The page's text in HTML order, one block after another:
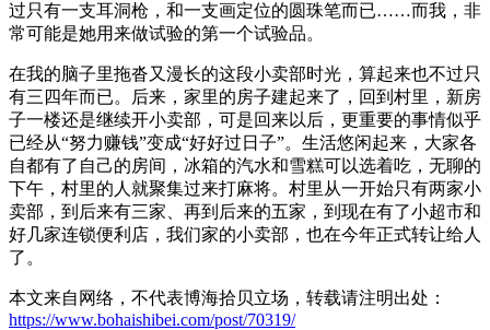
过只有一支耳洞枪，和一支画定位的圆珠笔而已……而我，非
常可能是她用来做试验的第一个试验品。
在我的脑子里拖沓又漫长的这段小卖部时光，算起来也不过只
有三四年而已。后来，家里的房子建起来了，回到村里，新房
子一楼还是继续开小卖部，可是回来以后，更重要的事情似乎
已经从“努力赚钱”变成“好好过日子”。生活悠闲起来，大家各
自都有了自己的房间，冰箱的汽水和雪糕可以选着吃，无聊的
下午，村里的人就聚集过来打麻将。村里从一开始只有两家小
卖部，到后来有三家、再到后来的五家，到现在有了小超市和
好几家连锁便利店，我们家的小卖部，也在今年正式转让给人
了。
本文来自网络，不代表博海拾贝立场，转载请注明出处：
https://www.bohaishibei.com/post/70319/